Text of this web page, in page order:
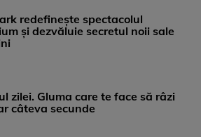
redefinește spectacolul
și dezvăluie secretul noii sale
zilei. Gluma care te face să râzi
câteva secunde